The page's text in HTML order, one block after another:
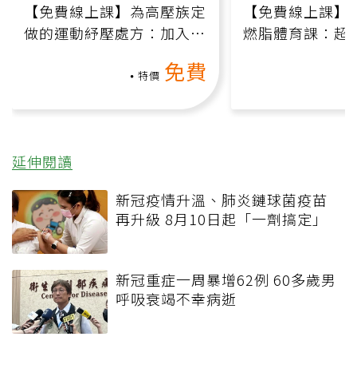
【免費線上課】為高壓族定
做的運動紓壓處方：加入行
特價 免費
【免費線上課
燃脂體育課：超
延伸閱讀
新冠疫情升溫、肺炎鏈球菌疫苗
再升級 8月10日起「一劑搞定」
新冠重症一周暴增62例 60多歲男
呼吸衰竭不幸病逝